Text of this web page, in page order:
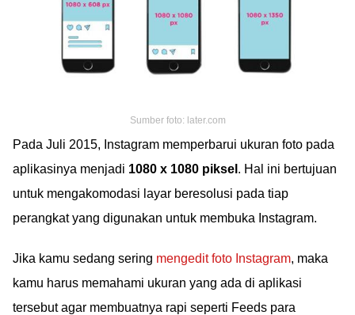
Sumber foto: later.com
Pada Juli 2015, Instagram memperbarui ukuran foto pada
aplikasinya menjadi 1080 x 1080 piksel . Hal ini bertujuan
untuk mengakomodasi layar beresolusi pada tiap
perangkat yang digunakan untuk membuka Instagram.
Jika kamu sedang sering mengedit foto Instagram, maka
kamu harus memahami ukuran yang ada di aplikasi
tersebut agar membuatnya rapi seperti Feeds para